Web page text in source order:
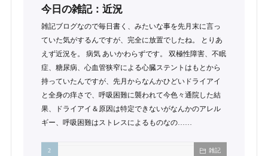
今日の雑記：近況
雑記ブログなので毎日書く、みたいな事を先月末に言っ
ていた気がするんですが、完全に放置でしたね。 とりあ
えず近況を。 病気 あいかわらずです。 双極性障害、不眠
症、糖尿病、心血管狭窄による心臓ステントはもとから
持っていたんですが、先月からなんかひどいドライアイ
と全身の痒さで、呼吸困難に襲われて今色々通院した結
果、ドライアイ＆原因は特定できないがなんかのアレル
ギー、呼吸困難はストレスによるものなの……
雑記